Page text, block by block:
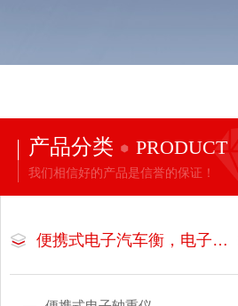
产品分类 PRODUCT
我们相信好的产品是信誉的保证！
便携式电子汽车衡，电子地磅